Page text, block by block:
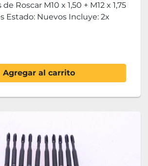
Roscar M10 x 1,50 + M12 x 1,75
Estado: Nuevos Incluye: 2x
Agregar al carrito